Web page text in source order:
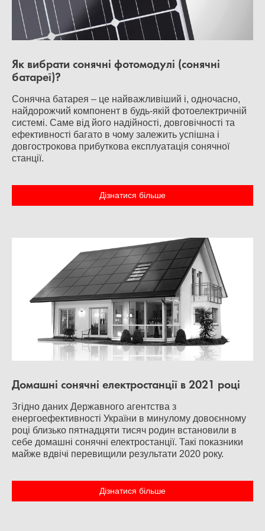
Як вибрати сонячні фотомодулі (сонячні
батареї)?
Сонячна батарея – це найважливіший і, одночасно,
найдорожчий компонент в будь-якій фотоелектричній
системі. Саме від його надійності, довговічності та
ефективності багато в чому залежить успішна і
довгострокова прибуткова експлуатація сонячної
станції.
Дізнатися більше
Домашні сонячні електростанції в 2021 році
Згідно даних Державного агентства з
енергоефективності України в минулому довоєнному
році близько пятнадцяти тисяч родин встановили в
себе домашні сонячні електростанції. Такі показники
майже вдвічі перевищили результати 2020 року.
Дізнатися більше